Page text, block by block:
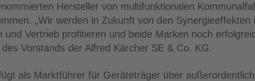
Hersteller von multifunktionalen
„Wir werden in Zukunft von den Synergieeffekten
Vertrieb profitieren und beide Marken noch
Vorstands der Alfred Kärcher SE & Co. KG.
als Marktführer für Geräteträger über